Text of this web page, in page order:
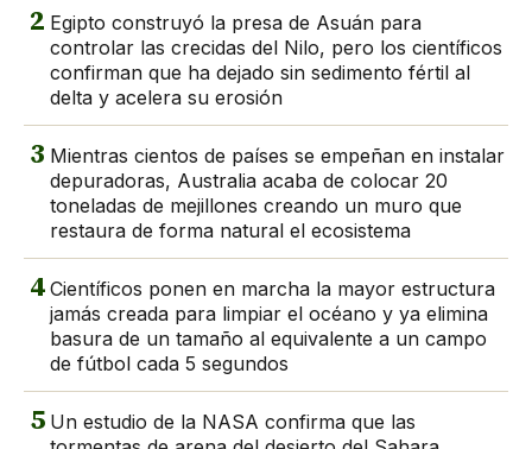
2 Egipto construyó la presa de Asuán para
controlar las crecidas del Nilo, pero los científicos
confirman que ha dejado sin sedimento fértil al
delta y acelera su erosión
3 Mientras cientos de países se empeñan en instalar
depuradoras, Australia acaba de colocar 20
toneladas de mejillones creando un muro que
restaura de forma natural el ecosistema
4 Científicos ponen en marcha la mayor estructura
jamás creada para limpiar el océano y ya elimina
basura de un tamaño al equivalente a un campo
de fútbol cada 5 segundos
5 Un estudio de la NASA confirma que las